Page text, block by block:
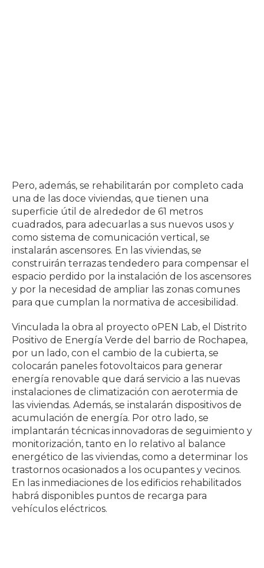
Pero, además, se rehabilitarán por completo cada
una de las doce viviendas, que tienen una
superficie útil de alrededor de 61 metros
cuadrados, para adecuarlas a sus nuevos usos y
como sistema de comunicación vertical, se
instalarán ascensores. En las viviendas, se
construirán terrazas tendedero para compensar el
espacio perdido por la instalación de los ascensores
y por la necesidad de ampliar las zonas comunes
para que cumplan la normativa de accesibilidad.
Vinculada la obra al proyecto oPEN Lab, el Distrito
Positivo de Energía Verde del barrio de Rochapea,
por un lado, con el cambio de la cubierta, se
colocarán paneles fotovoltaicos para generar
energía renovable que dará servicio a las nuevas
instalaciones de climatización con aerotermia de
las viviendas. Además, se instalarán dispositivos de
acumulación de energía. Por otro lado, se
implantarán técnicas innovadoras de seguimiento y
monitorización, tanto en lo relativo al balance
energético de las viviendas, como a determinar los
trastornos ocasionados a los ocupantes y vecinos.
En las inmediaciones de los edificios rehabilitados
habrá disponibles puntos de recarga para
vehículos eléctricos.